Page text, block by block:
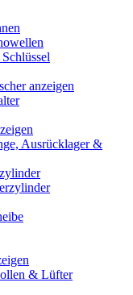
anzeigen
Ausrücklager &
& Lüfter